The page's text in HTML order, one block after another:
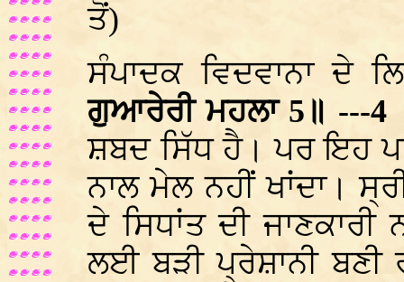
ਤੋਂ)
ਸੰਪਾਦਕ ਵਿਦਵਾਨਾ ਦੇ
ਗੁਆਰੇਰੀ ਮਹਲਾ 5॥ ---4
ਸ਼ਬਦ ਸਿੱਧ ਹੈ। ਪਰ ਇਹ
ਨਾਲ ਮੇਲ ਨਹੀਂ ਖਾਂਦਾ।
ਦੇ ਸਿਧਾਂਤ ਦੀ
ਲਈ ਬੜੀ ਪ੍ਰੇਸ਼ਾਨੀ ਬਣੀ